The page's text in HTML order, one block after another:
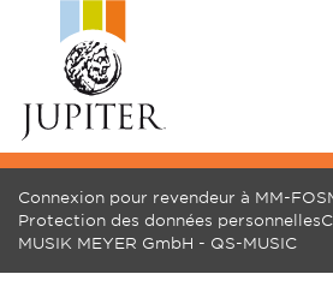
Connexion pour revendeur à MM-FOS
Protection des données personnelles
MUSIK MEYER GmbH - QS-MUSIC